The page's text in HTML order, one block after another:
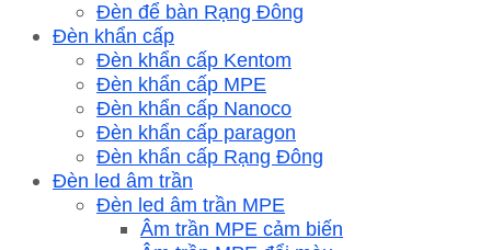
Đèn để bàn Rạng Đông
Đèn khẩn cấp
Đèn khẩn cấp Kentom
Đèn khẩn cấp MPE
Đèn khẩn cấp Nanoco
Đèn khẩn cấp paragon
Đèn khẩn cấp Rạng Đông
Đèn led âm trần
Đèn led âm trần MPE
Âm trần MPE cảm biến